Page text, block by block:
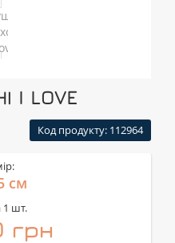
I LOVE
Код продукту: 112964
см
1 шт.
грн